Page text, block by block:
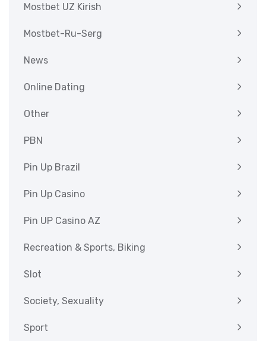
Mostbet UZ Kirish
Mostbet-Ru-Serg
News
Online Dating
Other
PBN
Pin Up Brazil
Pin Up Casino
Pin UP Casino AZ
Recreation & Sports, Biking
Slot
Society, Sexuality
Sport